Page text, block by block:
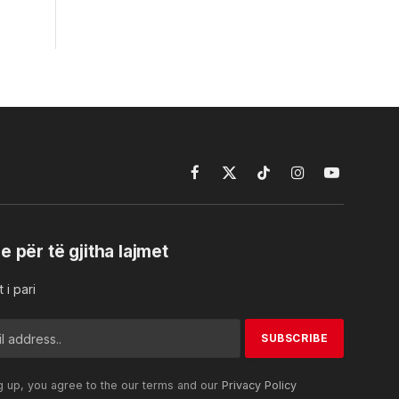
Facebook
X
TikTokInstagramYouTube
për të gjitha lajmet
i pari
up, you agree to the our terms and our Privacy Policy